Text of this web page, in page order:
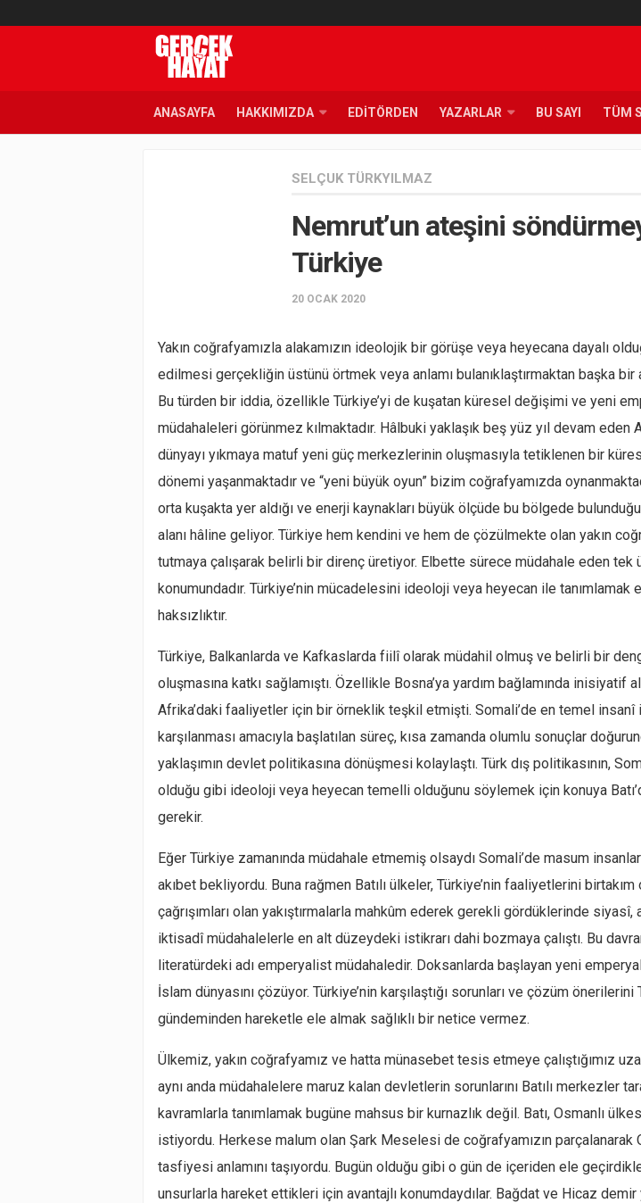
ANASAYFA HAKKIMIZDA EDITÖRDEN YAZARLAR BU SAYI TÜM
SELÇUK TÜRKYILMAZ
Nemrut’un ateşini
Türkiye
20 OCAK 2020
Yakın coğrafyamızla alakamızın ideolojik bir görüşe veya heyecana dayalı
edilmesi gerçekliğin üstünü örtmek veya anlamı bulanıklaştırmaktan başka bir
Bu türden bir iddia, özellikle Türkiye’yi de kuşatan küresel değişimi ve yeni
müdahaleleri görünmez kılmaktadır. Hâlbuki yaklaşık beş yüz yıl devam eden
dünyayı yıkmaya matuf yeni güç merkezlerinin oluşmasıyla tetiklenen bir
dönemi yaşanmaktadır ve “yeni büyük oyun” bizim coğrafyamızda
orta kuşakta yer aldığı ve enerji kaynakları büyük ölçüde bu bölgede
alanı hâline geliyor. Türkiye hem kendini ve hem de çözülmekte olan yakın
tutmaya çalışarak belirli bir direnç üretiyor. Elbette sürece müdahale eden tek
konumundadır. Türkiye’nin mücadelesini ideoloji veya heyecan ile tanımlamak
haksızlıktır.
Türkiye, Balkanlarda ve Kafkaslarda fiilî olarak müdahil olmuş ve belirli bir
oluşmasına katkı sağlamıştı. Özellikle Bosna’ya yardım bağlamında inisiyatif
Afrika’daki faaliyetler için bir örneklik teşkil etmişti. Somali’de en temel insanî
karşılanması amacıyla başlatılan süreç, kısa zamanda olumlu sonuçlar
yaklaşımın devlet politikasına dönüşmesi kolaylaştı. Türk dış politikasının,
olduğu gibi ideoloji veya heyecan temelli olduğunu söylemek için konuya
gerekir.
Eğer Türkiye zamanında müdahale etmemiş olsaydı Somali’de masum
akıbet bekliyordu. Buna rağmen Batılı ülkeler, Türkiye’nin faaliyetlerini
çağrışımları olan yakıştırmalarla mahkûm ederek gerekli gördüklerinde siyasî,
iktisadî müdahalelerle en alt düzeydeki istikrarı dahi bozmaya çalıştı. Bu
literatürdeki adı emperyalist müdahaledir. Doksanlarda başlayan yeni
İslam dünyasını çözüyor. Türkiye’nin karşılaştığı sorunları ve çözüm önerilerini
gündeminden hareketle ele almak sağlıklı bir netice vermez.
Ülkemiz, yakın coğrafyamız ve hatta münasebet tesis etmeye çalıştığımız
aynı anda müdahalelere maruz kalan devletlerin sorunlarını Batılı merkezler
kavramlarla tanımlamak bugüne mahsus bir kurnazlık değil. Batı, Osmanlı
istiyordu. Herkese malum olan Şark Meselesi de coğrafyamızın parçalanarak
tasfiyesi anlamını taşıyordu. Bugün olduğu gibi o gün de içeriden ele
unsurlarla hareket ettikleri için avantajlı konumdaydılar. Bağdat ve Hicaz demir